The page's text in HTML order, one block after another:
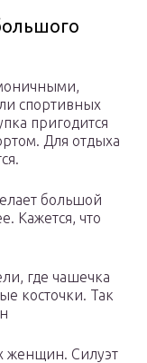
спортивных
пригодится
Для отдыха
большой
Кажется, что
где чашечка
косточки. Так
женщин. Силуэт